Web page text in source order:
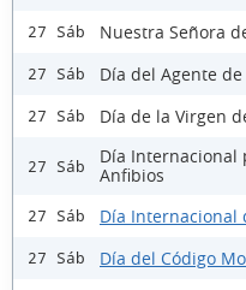
27 Sáb Nuestra Señora
27 Sáb Día del Agente de
27 Sáb Día de la Virgen
27 Sáb
Día Internacional
Anfibios
27 Sáb Día Internacional
27 Sáb
Día del Código